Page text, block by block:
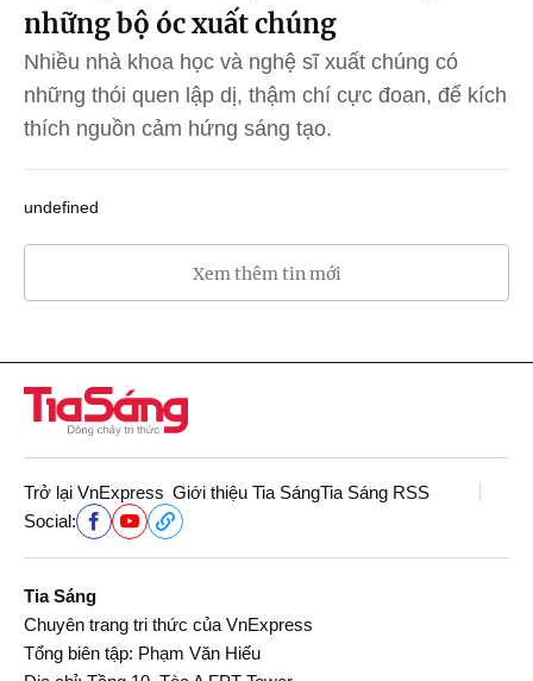
những bộ óc xuất chúng
Nhiều nhà khoa học và nghệ sĩ xuất chúng có
những thói quen lập dị, thậm chí cực đoan, để kích
thích nguồn cảm hứng sáng tạo.
undefined
Xem thêm tin mới
Trở lại VnExpress Giới thiệu Tia SángTia Sáng RSS
Social:
Tia Sáng
Chuyên trang tri thức của VnExpress
Tổng biên tập: Phạm Văn Hiếu